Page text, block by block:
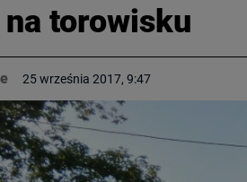
torowisku
25 września 2017, 9:47